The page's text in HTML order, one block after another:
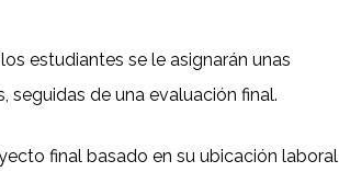
estudiantes se le asignarán unas
seguidas de una evaluación final.
final basado en su ubicación laboral